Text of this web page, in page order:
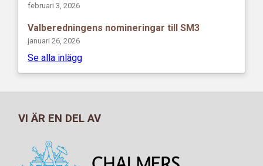
februari 3, 2026
Valberedningens nomineringar till SM3
januari 26, 2026
Se alla inlägg
VI ÄR EN DEL AV